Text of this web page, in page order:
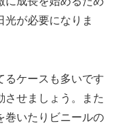
が必要になりま
るケースも多いです
させましょう。また
巻いたりビニールの